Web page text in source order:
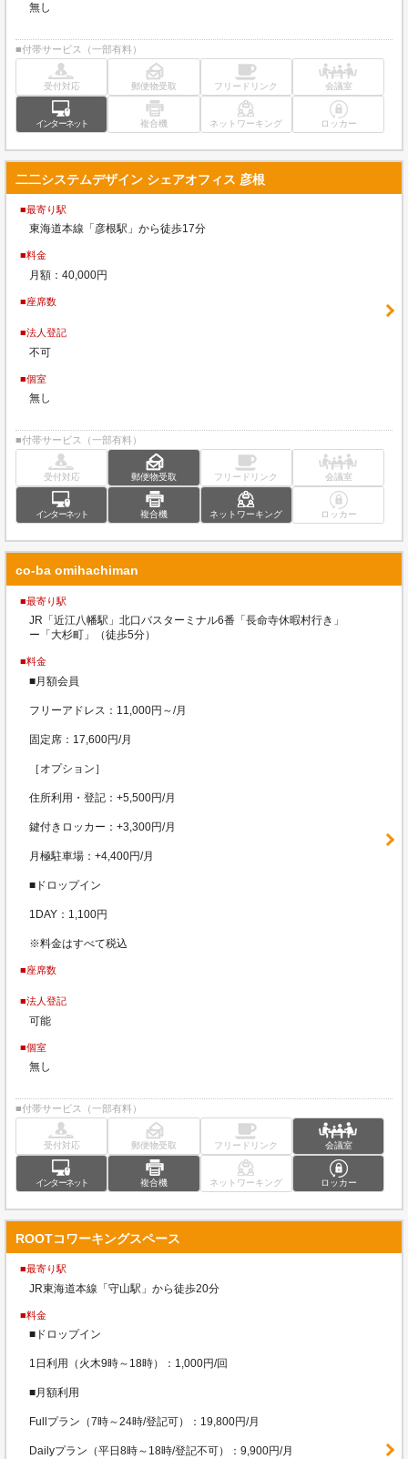
無し
■付帯サービス（一部有料）
受付対応 郵便物受取 フリードリンク 会議室
インターネット 複合機 ネットワーキング ロッカー
二二システムデザイン シェアオフィス 彦根
■最寄り駅
東海道本線「彦根駅」から徒歩17分
■料金
月額：40,000円
■座席数
■法人登記
不可
■個室
無し
■付帯サービス（一部有料）
受付対応 郵便物受取 フリードリンク 会議室
インターネット 複合機 ネットワーキング ロッカー
co-ba omihachiman
■最寄り駅
JR「近江八幡駅」北口バスターミナル6番「長命寺休暇村行き」
ー「大杉町」（徒歩5分）
■料金
■月額会員
フリーアドレス：11,000円～/月
固定席：17,600円/月
［オプション］
住所利用・登記：+5,500円/月
鍵付きロッカー：+3,300円/月
月極駐車場：+4,400円/月
■ドロップイン
1DAY：1,100円
※料金はすべて税込
■座席数
■法人登記
可能
■個室
無し
■付帯サービス（一部有料）
受付対応 郵便物受取 フリードリンク 会議室
インターネット 複合機 ネットワーキング ロッカー
ROOTコワーキングスペース
■最寄り駅
JR東海道本線「守山駅」から徒歩20分
■料金
■ドロップイン
1日利用（火木9時～18時）：1,000円/回
■月額利用
Fullプラン（7時～24時/登記可）：19,800円/月
Dailyプラン（平日8時～18時/登記不可）：9,900円/月